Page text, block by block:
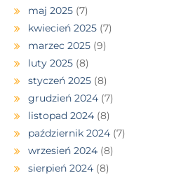
maj 2025 (7)
kwiecień 2025 (7)
marzec 2025 (9)
luty 2025 (8)
styczeń 2025 (8)
grudzień 2024 (7)
listopad 2024 (8)
październik 2024 (7)
wrzesień 2024 (8)
sierpień 2024 (8)